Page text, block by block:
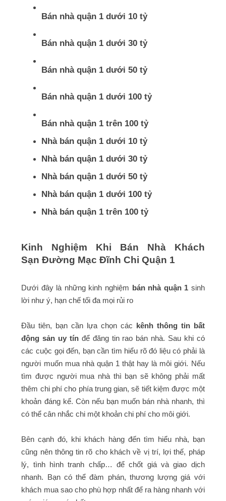
Bán nhà quận 1 dưới 10 tỷ
Bán nhà quận 1 dưới 30 tỷ
Bán nhà quận 1 dưới 50 tỷ
Bán nhà quận 1 dưới 100 tỷ
Bán nhà quận 1 trên 100 tỷ
Nhà bán quận 1 dưới 10 tỷ
Nhà bán quận 1 dưới 30 tỷ
Nhà bán quận 1 dưới 50 tỷ
Nhà bán quận 1 dưới 100 tỷ
Nhà bán quận 1 trên 100 tỷ
Kinh Nghiệm Khi Bán Nhà Khách
Sạn Đường Mạc Đĩnh Chi Quận 1
Dưới đây là những kinh nghiệm bán nhà quận 1 sinh
lời như ý, hạn chế tối đa mọi rủi ro
Đầu tiên, bạn cần lựa chọn các
kênh thông tin bất
động sản uy tínđể đăng tin rao bán nhà. Sau khi có
các cuộc gọi đến, bạn cần tìm hiểu rõ đó liệu có phải là
người muốn mua nhà quận 1 thật hay là môi giới. Nếu
tìm được người mua nhà thì bạn sẽ không phải mất
thêm chi phí cho phía trung gian, sẽ tiết kiệm được một
khoản đáng kể. Còn nếu bạn muốn bán nhà nhanh, thì
có thể cân nhắc chi một khoản chi phí cho môi giới.
Bên cạnh đó, khi khách hàng đến tìm hiểu nhà, bạn
cũng nên thông tin rõ cho khách về vị trí, lợi thế, pháp
lý, tình hình tranh chấp… để chốt giá và giao dịch
nhanh. Bạn có thể đàm phán, thương lượng giá với
khách mua sao cho phù hợp nhất để ra hàng nhanh với